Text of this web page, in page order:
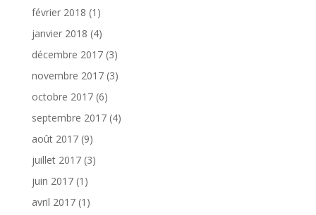
février 2018 (1)
janvier 2018 (4)
décembre 2017(3)
novembre 2017(3)
octobre 2017(6)
septembre 2017(4)
août 2017(9)
juillet 2017(3)
juin 2017(1)
avril 2017(1)